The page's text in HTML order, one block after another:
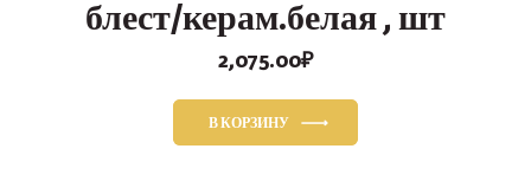
блест/керам.белая , шт
2,075.00₽
В КОРЗИНУ